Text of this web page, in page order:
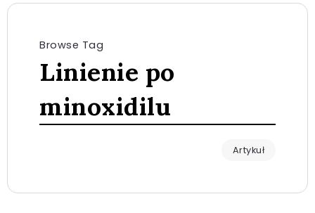
Browse Tag
Linienie po
minoxidilu
Artykuł